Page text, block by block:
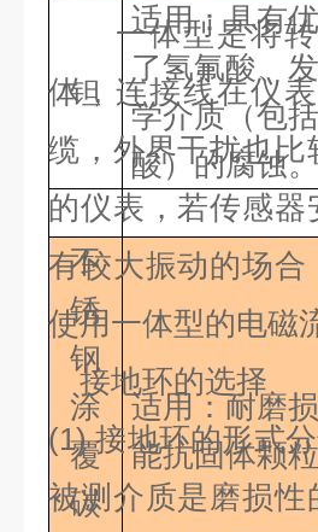
钽
适用：具有
了氢氟酸、
学介质（包
酸）的腐蚀
不
锈
钢
涂
覆
碳
适用：耐磨
能抗固体颗
一体型是将转
体，连接线在仪
缆，外界干扰也
的仪表，若传感
有较大振动的场
使用一体型的电磁
接地环的选择
(1)接地环的形式
被测介质是磨损